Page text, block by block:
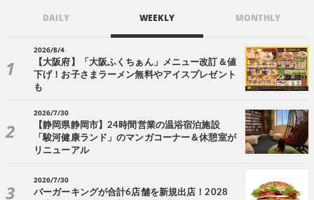
DAILY WEEKLY MONTHLY
2026/8/4
【大阪府】「大阪ふくちぁん」メニュー改訂＆値
下げ！お子さまラーメン無料やアイスプレゼント
も
2026/7/30
【静岡県静岡市】24時間営業の温浴宿泊施設
「駿河健康ランド」のマンガコーナー＆休憩室が
リニューアル
2026/7/30
バーガーキングが合計6店舗を新規出店！2028